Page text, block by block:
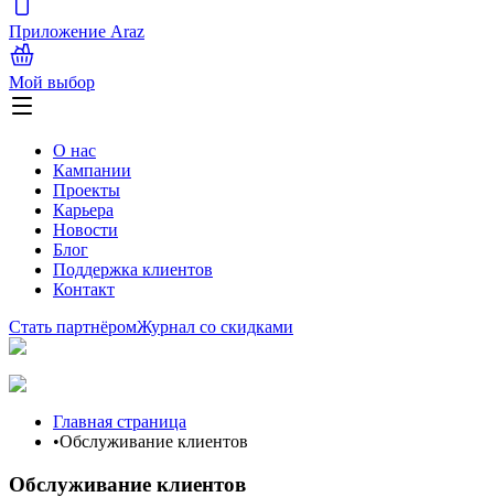
Приложение Araz
Мой выбор
О нас
Кампании
Проекты
Карьера
Новости
Блог
Поддержка клиентов
Контакт
Стать партнёромЖурнал со скидками
Главная страница
•Обслуживание клиентов
Обслуживание клиентов